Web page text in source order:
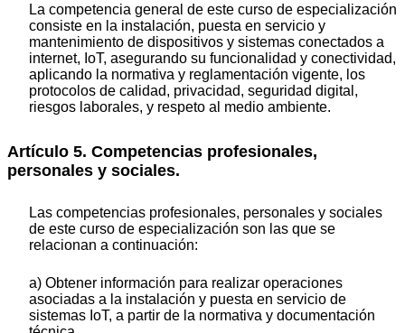
La competencia general de este curso de especialización
consiste en la instalación, puesta en servicio y
mantenimiento de dispositivos y sistemas conectados a
internet, IoT, asegurando su funcionalidad y conectividad,
aplicando la normativa y reglamentación vigente, los
protocolos de calidad, privacidad, seguridad digital,
riesgos laborales, y respeto al medio ambiente.
Artículo 5. Competencias profesionales,
personales y sociales.
Las competencias profesionales, personales y sociales
de este curso de especialización son las que se
relacionan a continuación:
a) Obtener información para realizar operaciones
asociadas a la instalación y puesta en servicio de
sistemas IoT, a partir de la normativa y documentación